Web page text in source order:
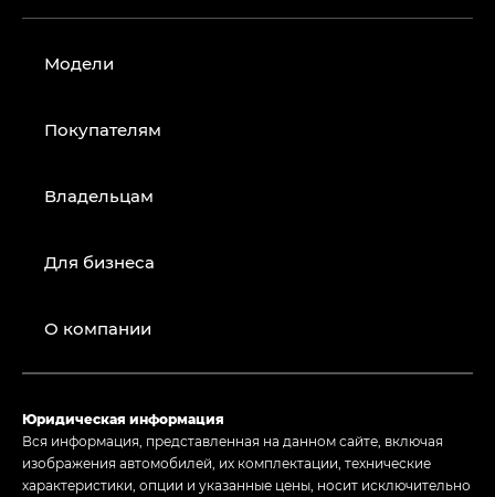
Модели
Покупателям
Владельцам
Для бизнеса
О компании
Юридическая информация
Вся информация, представленная на данном сайте, включая
изображения автомобилей, их комплектации, технические
характеристики, опции и указанные цены, носит исключительно